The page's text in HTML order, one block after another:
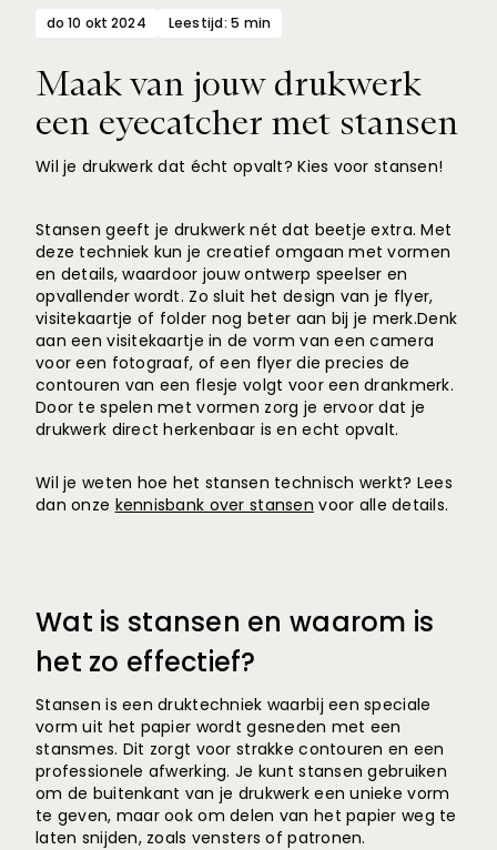
do 10 okt 2024 Leestijd: 5 min
Maak van jouw drukwerk
een eyecatcher met stansen
Wil je drukwerk dat écht opvalt? Kies voor stansen!
Stansen geeft je drukwerk nét dat beetje extra. Met
deze techniek kun je creatief omgaan met vormen
en details, waardoor jouw ontwerp speelser en
opvallender wordt. Zo sluit het design van je flyer,
visitekaartje of folder nog beter aan bij je merk.Denk
aan een visitekaartje in de vorm van een camera
voor een fotograaf, of een flyer die precies de
contouren van een flesje volgt voor een drankmerk.
Door te spelen met vormen zorg je ervoor dat je
drukwerk direct herkenbaar is en echt opvalt.
Wil je weten hoe het stansen technisch werkt? Lees
dan onze kennisbank over stansen voor alle details.
Wat is stansen en waarom is
het zo effectief?
Stansen is een druktechniek waarbij een speciale
vorm uit het papier wordt gesneden met een
stansmes. Dit zorgt voor strakke contouren en een
professionele afwerking. Je kunt stansen gebruiken
om de buitenkant van je drukwerk een unieke vorm
te geven, maar ook om delen van het papier weg te
laten snijden, zoals vensters of patronen.